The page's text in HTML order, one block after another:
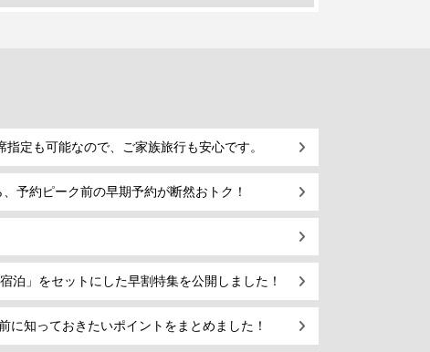
定も可能なので、ご家族旅行も安心です。
予約ピーク前の早期予約が断然おトク！
泊」をセットにした早割特集を公開しました！
知っておきたいポイントをまとめました！